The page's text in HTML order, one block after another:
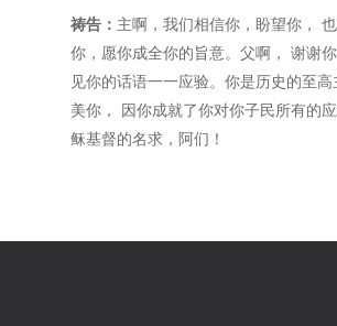
祷告： 主啊，我们相信你，盼望你，
你，愿你成全你的旨意。父啊， 谢谢
见你的话语一一应验。你是历史的至
美你， 因你成就了你对你子民所有的
稣基督的名求，阿们！